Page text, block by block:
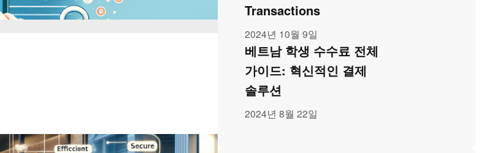
Transactions
2024년 10월 9일
베트남 학생 수수료 전체
가이드: 혁신적인 결제
솔루션
2024년 8월 22일